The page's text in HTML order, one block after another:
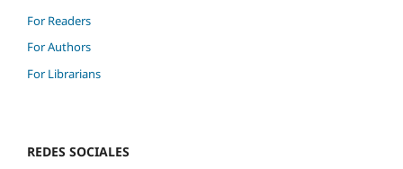
For Readers
For Authors
For Librarians
REDES SOCIALES